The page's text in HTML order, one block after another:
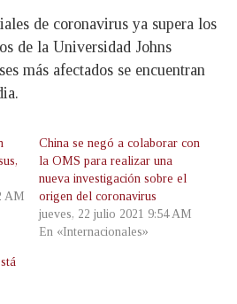
de coronavirus ya supera los
de la Universidad Johns
más afectados se encuentran
AM
China se negó a colaborar con
la OMS para realizar una
nueva investigación sobre el
origen del coronavirus
jueves, 22 julio 2021 9:54 AM
En «Internacionales»